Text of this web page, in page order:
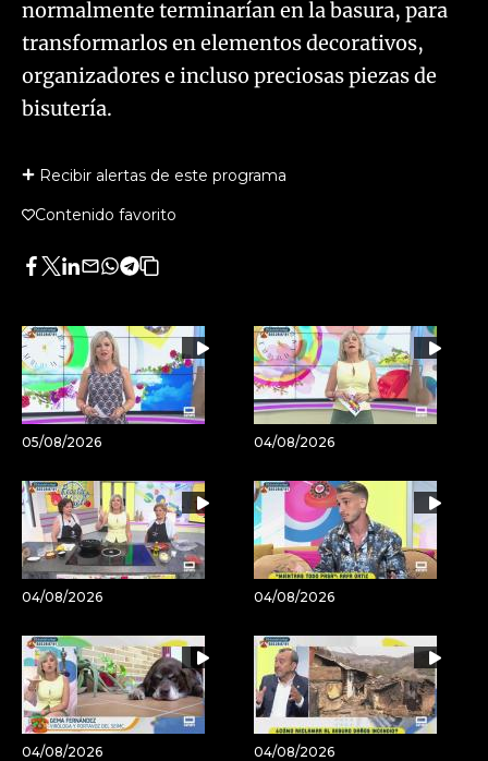
normalmente terminarían en la basura, para
transformarlos en elementos decorativos,
organizadores e incluso preciosas piezas de
bisutería.
Recibir alertas de este programa
Contenido favorito
Facebook
Twitter
LinkedIn
Enviar
Whatsapp
Telegram
Copiar
artículo
05/08/2026 04/08/2026
04/08/2026 04/08/2026
04/08/2026 04/08/2026